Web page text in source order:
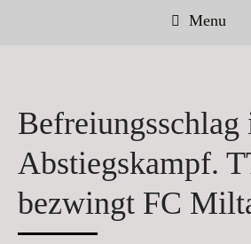
Menu
Befreiungsschlag
Abstiegskampf.
bezwingt FC